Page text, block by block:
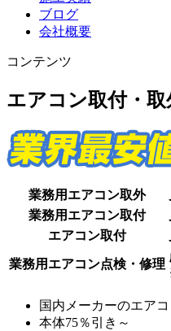
ブログ
会社概要
コンテンツ
エアコン取付・取
業務用エアコン取外
業務用エアコン取付
エアコン取付
業務用エアコン点検・修理
国内メーカーのエアコ
本体75％引き～